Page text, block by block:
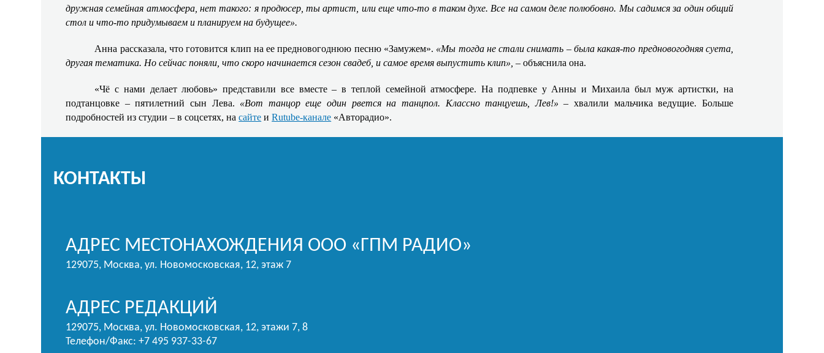
дружная семейная атмосфера, нет такого: я продюсер, ты артист, или еще что-то в таком духе. Все на самом деле полюбовно. Мы садимся за один общий
стол и что-то придумываем и планируем на будущее».
Анна рассказала, что готовится клип на ее предновогоднюю песню «Замужем». «Мы тогда не стали снимать – была какая-то предновогодняя суета,
другая тематика. Но сейчас поняли, что скоро начинается сезон свадеб, и самое время выпустить клип», –объяснила она.
«Чё с нами делает любовь» представили все вместе – в теплой семейной атмосфере. На подпевке у Анны и Михаила был муж артистки, на
подтанцовке – пятилетний сын Лева. «Вот танцор еще один рвется на танцпол. Классно танцуешь, Лев!»– хвалили мальчика ведущие. Больше
подробностей из студии – в соцсетях, насайте иRutube-канале «Авторадио».
КОНТАКТЫ
АДРЕС МЕСТОНАХОЖДЕНИЯ ООО «ГПМ РАДИО»
129075, Москва, ул. Новомосковская, 12, этаж 7
АДРЕС РЕДАКЦИЙ
129075, Москва, ул. Новомосковская, 12, этажи 7, 8
Телефон/Факс: +7 495 937-33-67